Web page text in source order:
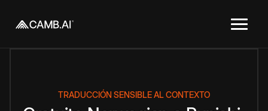
TRADUCCIÓN SENSIBLE AL CONTEXTO